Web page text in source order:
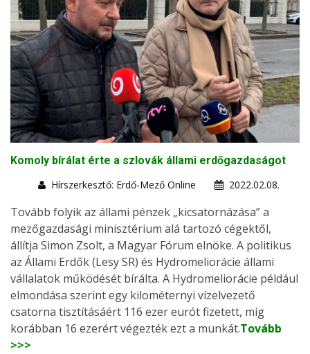
Komoly bírálat érte a szlovák állami erdőgazdaságot
Hírszerkesztő: Erdő-Mező Online
2022.02.08.
Tovább folyik az állami pénzek „kicsatornázása” a
mezőgazdasági minisztérium alá tartozó cégektől,
állítja Simon Zsolt, a Magyar Fórum elnöke. A politikus
az Állami Erdők (Lesy SR) és Hydromeliorácie állami
vállalatok működését bírálta. A Hydromeliorácie például
elmondása szerint egy kilométernyi vízelvezető
csatorna tisztításáért 116 ezer eurót fizetett, míg
korábban 16 ezerért végezték ezt a munkát.Tovább
>>>